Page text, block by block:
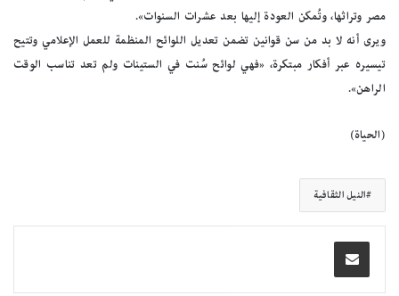
مصر وتراثها، وتُمكن العودة إليها بعد عشرات السنوات».
ويرى أنه لا بد من سن قوانين تضمن تعديل اللوائح المنظمة للعمل الإعلامي وتتيح
تيسيره عبر أفكار مبتكرة، «فهي لوائح سُنت في الستينات ولم تعد تناسب الوقت
الراهن».
(الحياة)
النيل الثقافية